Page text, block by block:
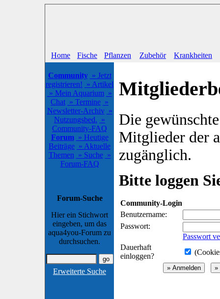
Home Fische Pflanzen Zubehör Krankheiten
Community » Jetzt
registrieren! » Artikel
» Mein Aquarium »
Chat » Termine »
Newsletter-Archiv »
Nutzungsbed. »
Community-FAQ
Forum » Heutige
Beiträge » Aktuelle
Themen » Suche »
Forum-FAQ
Forum-Suche
Hier ein Stichwort
eingeben, um das
aqua4you-Forum zu
durchsuchen.
Erweiterte Suche
Die
Mitglieder der
zugänglich.
Bitte loggen
Community-Login
Benutzername:
Passwort:
Passwort
Dauerhaft
einloggen?